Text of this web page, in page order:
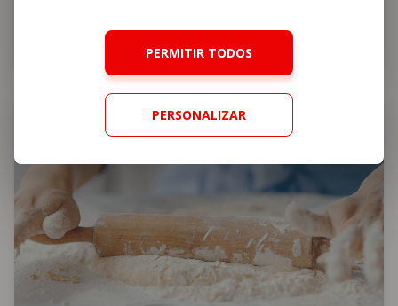
PERMITIR TODOS
PERSONALIZAR
Limão: Um aliado na sua cozinha
Truques e Dicas de Cozinha